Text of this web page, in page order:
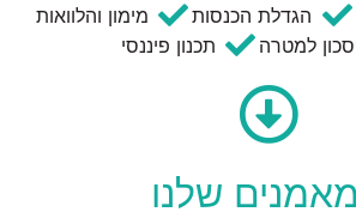
הגדלת הכנסות
מימון והלוואות
למטרה
תכנון פיננסי
שלנו